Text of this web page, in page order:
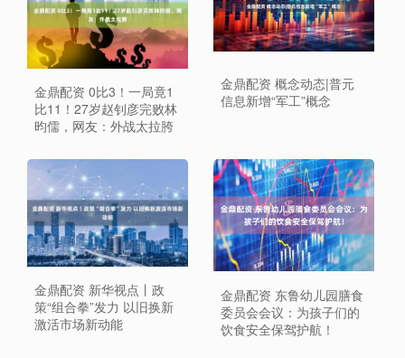
金鼎配资 0比3！一局竟1
比11！27岁赵钊彦完败林
昀儒，网友：外战太拉胯
金鼎配资 概念动态|普元
信息新增“军工”概念
金鼎配资 新华视点丨政
策“组合拳”发力 以旧换新
激活市场新动能
金鼎配资 东鲁幼儿园膳食
委员会会议：为孩子们的
饮食安全保驾护航！